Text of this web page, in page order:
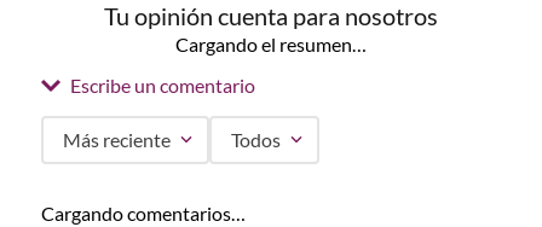
Tu opinión cuenta para nosotros
Cargando el resumen…
Escribe un comentario
Más reciente Todos
Cargando comentarios…